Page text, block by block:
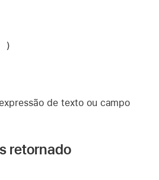
)
de texto ou campo
retornado